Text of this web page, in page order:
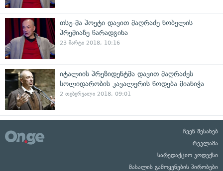
თსუ-მა პოეტი დავით მაღრაძე ნობელის
პრემიაზე წარადგინა
23 მარტი 2018, 10:16
იტალიის პრეზიდენტმა დავით მაღრაძეს
სოლიდარობის კავალერის წოდება მიანიჭა
2 თებერვალი 2018, 09:01
ჩვენ შესახებ
რეკლამა
სარედაქციო კოდექსი
მასალის გამოყენების პირობები